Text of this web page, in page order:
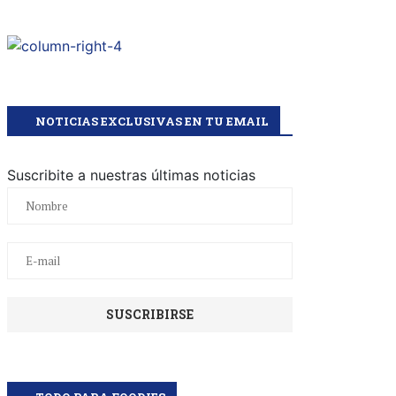
NOTICIAS EXCLUSIVAS EN TU EMAIL
Suscribite a nuestras últimas noticias